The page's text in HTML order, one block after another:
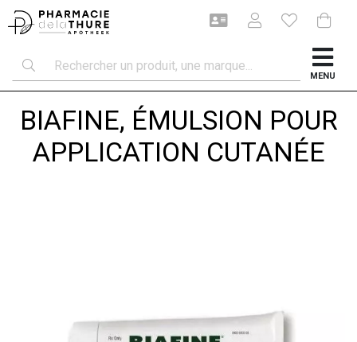
MENU
BIAFINE, ÉMULSION POUR
APPLICATION CUTANÉE